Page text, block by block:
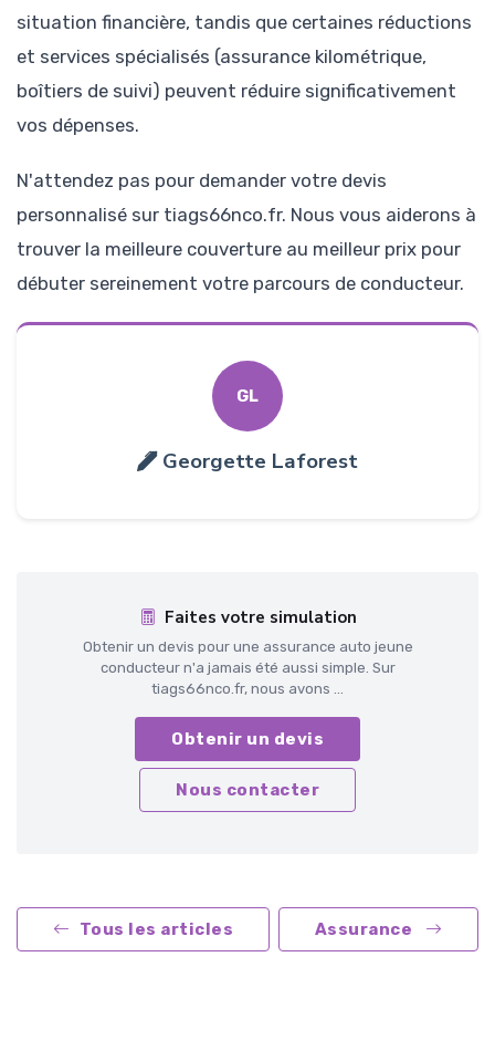
situation financière, tandis que certaines réductions
et services spécialisés (assurance kilométrique,
boîtiers de suivi) peuvent réduire significativement
vos dépenses.
N'attendez pas pour demander votre devis
personnalisé sur tiags66nco.fr. Nous vous aiderons à
trouver la meilleure couverture au meilleur prix pour
débuter sereinement votre parcours de conducteur.
GL
Georgette Laforest
Faites votre simulation
Obtenir un devis pour une assurance auto jeune
conducteur n'a jamais été aussi simple. Sur
tiags66nco.fr, nous avons ...
Obtenir un devis
Nous contacter
Tous les articles Assurance